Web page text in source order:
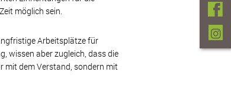
möglich sein.
Arbeitsplätze für
wissen aber zugleich, dass die
mit dem Verstand, sondern mit